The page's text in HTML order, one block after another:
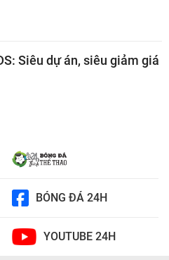
Siêu dự án, siêu giảm giá
BÓNG ĐÁ 24H
YOUTUBE 24H